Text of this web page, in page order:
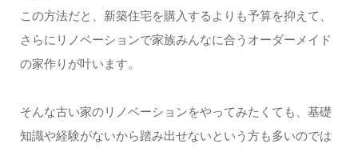
この方法だと、新築住宅を購入するよりも予算を抑えて、
さらにリノベーションで家族みんなに合うオーダーメイド
の家作りが叶います。
そんな古い家のリノベーションをやってみたくても、基礎
知識や経験がないから踏み出せないという方も多いのでは